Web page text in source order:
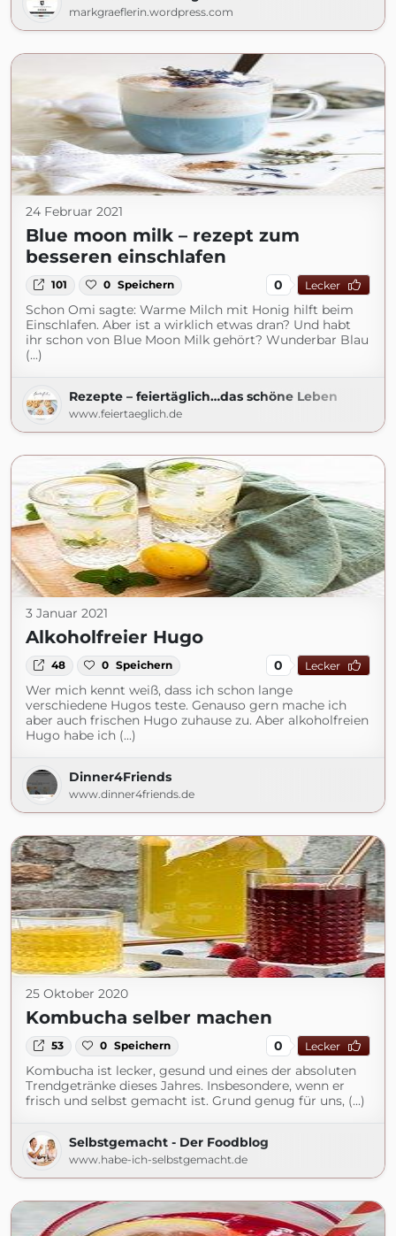
markgraeflerin.wordpress.com
24 Februar 2021
Blue moon milk – rezept zum
besseren einschlafen
101 0 Speichern 0 Lecker
Schon Omi sagte: Warme Milch mit Honig hilft beim
Einschlafen. Aber ist a wirklich etwas dran? Und habt
ihr schon von Blue Moon Milk gehört? Wunderbar Blau
(...)
Rezepte – feiertäglich…das schöne Leben
www.feiertaeglich.de
3 Januar 2021
Alkoholfreier Hugo
48 0 Speichern 0 Lecker
Wer mich kennt weiß, dass ich schon lange
verschiedene Hugos teste. Genauso gern mache ich
aber auch frischen Hugo zuhause zu. Aber alkoholfreien
Hugo habe ich (...)
Dinner4Friends
www.dinner4friends.de
25 Oktober 2020
Kombucha selber machen
53 0 Speichern 0 Lecker
Kombucha ist lecker, gesund und eines der absoluten
Trendgetränke dieses Jahres. Insbesondere, wenn er
frisch und selbst gemacht ist. Grund genug für uns, (...)
Selbstgemacht - Der Foodblog
www.habe-ich-selbstgemacht.de